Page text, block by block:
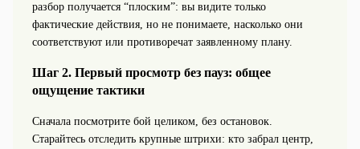
разбор получается “плоским”: вы видите только
фактические действия, но не понимаете, насколько они
соответствуют или противоречат заявленному плану.
Шаг 2. Первый просмотр без пауз: общее
ощущение тактики
Сначала посмотрите бой целиком, без остановок.
Старайтесь отследить крупные штрихи: кто забрал центр,